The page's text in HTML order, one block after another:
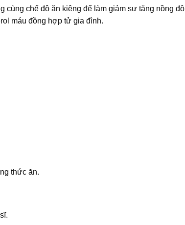
cùng chế độ ăn kiêng để làm giảm sự tăng nồng độ
máu đồng hợp tử gia đình.
thức ăn.